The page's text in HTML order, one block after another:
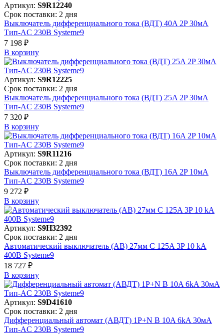
Артикул: S9R12240
Срок поставки: 2 дня
Выключатель дифференциального тока (ВДТ) 40A 2P 30мА
Тип-AC 230В Systeme9
7 198 ₽
В корзинy
Артикул: S9R12225
Срок поставки: 2 дня
Выключатель дифференциального тока (ВДТ) 25A 2P 30мА
Тип-AC 230В Systeme9
7 320 ₽
В корзинy
Артикул: S9R11216
Срок поставки: 2 дня
Выключатель дифференциального тока (ВДТ) 16A 2P 10мА
Тип-AC 230В Systeme9
9 272 ₽
В корзинy
Артикул: S9H32392
Срок поставки: 2 дня
Автоматический выключатель (АВ) 27мм C 125A 3P 10 kA
400В Systeme9
18 727 ₽
В корзинy
Артикул: S9D41610
Срок поставки: 2 дня
Дифференциальный автомат (АВДТ) 1P+N B 10A 6kA 30мА
Тип-AC 230В Systeme9